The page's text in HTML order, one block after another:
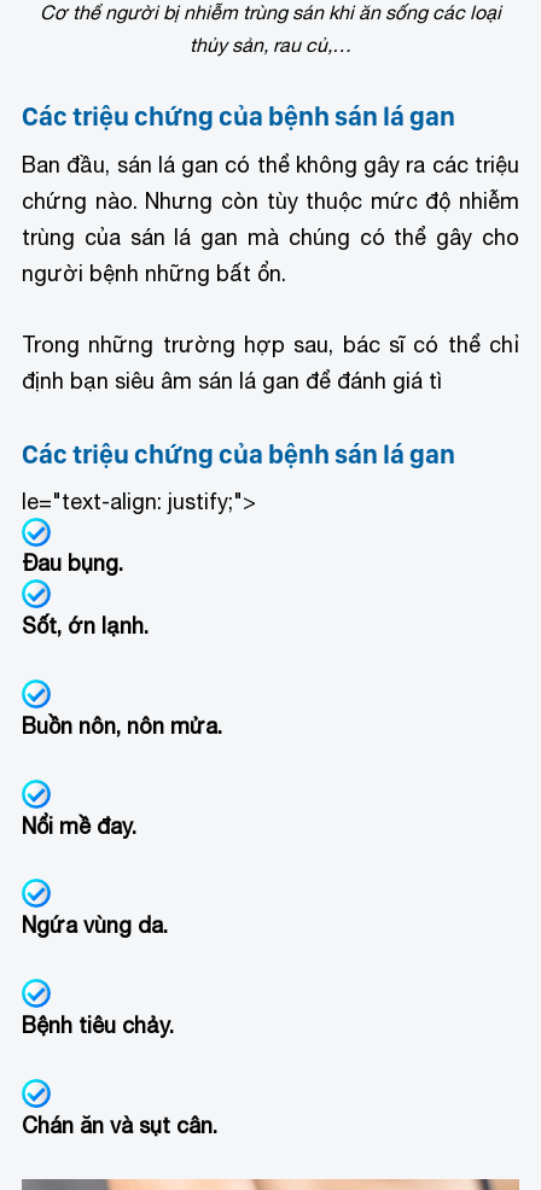
Cơ thể người bị nhiễm trùng sán khi ăn sống các loại
thủy sản, rau củ,…
Các triệu chứng của bệnh sán lá gan
Ban đầu, sán lá gan có thể không gây ra các triệu
chứng nào. Nhưng còn tùy thuộc mức độ nhiễm
trùng của sán lá gan mà chúng có thể gây cho
người bệnh những bất ổn.
Trong những trường hợp sau, bác sĩ có thể chỉ
định bạn siêu âm sán lá gan để đánh giá tì
Các triệu chứng của bệnh sán lá gan
le="text-align: justify;">
Đau bụng.
Sốt, ớn lạnh.
Buồn nôn, nôn mửa.
Nổi mề đay.
Ngứa vùng da.
Bệnh tiêu chảy.
Chán ăn và sụt cân.